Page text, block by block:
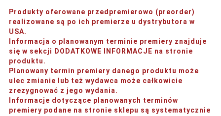
Produkty oferowane przedpremierowo (preorder)
realizowane są po ich premierze u dystrybutora w
USA.
Informacja o planowanym terminie premiery znajduje
się w sekcji DODATKOWE INFORMACJE na stronie
produktu.
Planowany termin premiery danego produktu może
ulec zmianie lub też wydawca może całkowicie
zrezygnować z jego wydania.
Informacje dotyczące planowanych terminów
premiery podane na stronie sklepu są systematycznie